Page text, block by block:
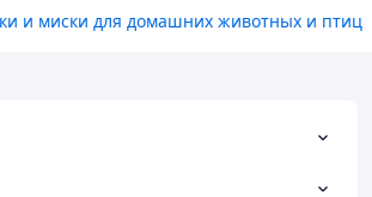
и миски для домашних животных и птиц